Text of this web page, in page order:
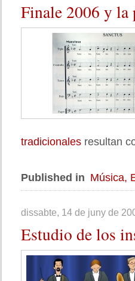
Finale 2006 y
tradicionales resultan
Published in Música,
dissabte, 14 de juny de
Estudio de los